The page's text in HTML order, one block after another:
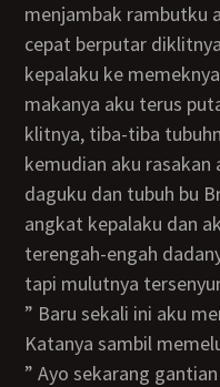
menjambak rambutku
cepat berputar
kepalaku ke
makanya aku terus
klitnya, tiba-tiba
kemudian aku rasakan
daguku dan tubuh bu
angkat kepalaku dan
terengah-engah
tapi mulutnya
” Baru sekali ini aku
Katanya sambil
” Ayo sekarang